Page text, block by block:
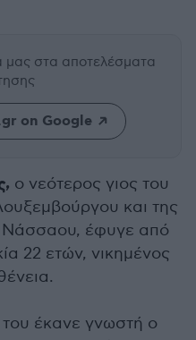
μας στα αποτελέσματα
on Google
ο νεότερος γιος του
και της
Νάσσαου, έφυγε από
22 ετών, νικημένος
έκανε γνωστή ο